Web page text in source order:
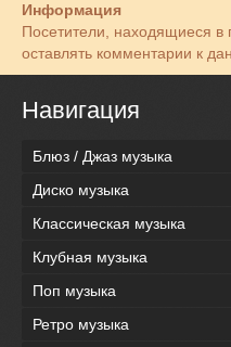
Информация
Посетители, находящиеся в
оставлять комментарии к
Навигация
Блюз / Джаз музыка
Диско музыка
Классическая музыка
Клубная музыка
Поп музыка
Ретро музыка